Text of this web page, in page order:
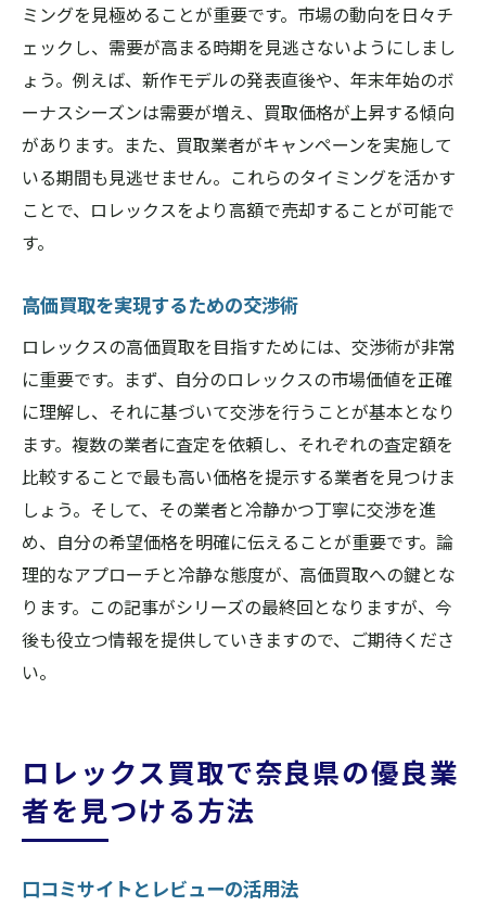
ミングを見極めることが重要です。市場の動向を日々チ
ェックし、需要が高まる時期を見逃さないようにしまし
ょう。例えば、新作モデルの発表直後や、年末年始のボ
ーナスシーズンは需要が増え、買取価格が上昇する傾向
があります。また、買取業者がキャンペーンを実施して
いる期間も見逃せません。これらのタイミングを活かす
ことで、ロレックスをより高額で売却することが可能で
す。
高価買取を実現するための交渉術
ロレックスの高価買取を目指すためには、交渉術が非常
に重要です。まず、自分のロレックスの市場価値を正確
に理解し、それに基づいて交渉を行うことが基本となり
ます。複数の業者に査定を依頼し、それぞれの査定額を
比較することで最も高い価格を提示する業者を見つけま
しょう。そして、その業者と冷静かつ丁寧に交渉を進
め、自分の希望価格を明確に伝えることが重要です。論
理的なアプローチと冷静な態度が、高価買取への鍵とな
ります。この記事がシリーズの最終回となりますが、今
後も役立つ情報を提供していきますので、ご期待くださ
い。
ロレックス買取で奈良県の優良業
者を見つける方法
口コミサイトとレビューの活用法